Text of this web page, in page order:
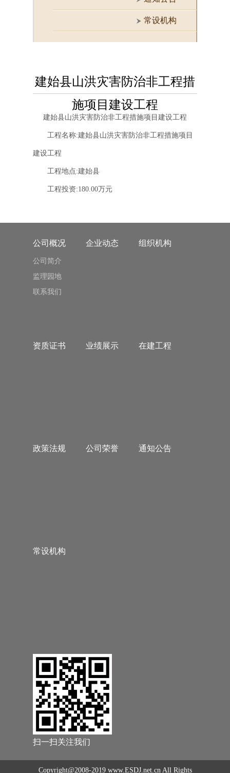
常设机构
建始县山洪灾害防治非工程措
施项目建设工程
建始县山洪灾害防治非工程措施项目建设工程
工程名称:建始县山洪灾害防治非工程措施项目
建设工程
工程地点:建始县
工程投资:180.00万元
公司概况
公司简介
监理园地
联系我们
企业动态 组织机构
资质证书 业绩展示 在建工程
政策法规 公司荣誉 通知公告
常设机构
扫一扫关注我们
Copyright@2008-2019 www.ESDJ.net.cn All Rights